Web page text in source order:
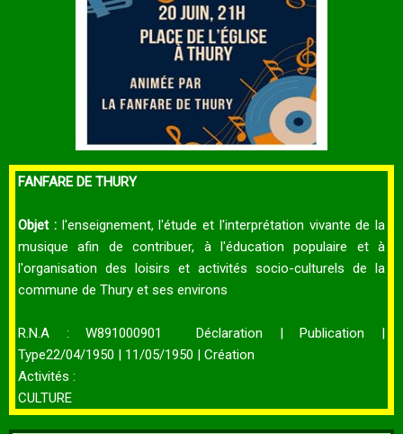
FANFARE DE THURY
Objet :l'enseignement, l'étude et l'interprétation vivante de la
musique afin de contribuer, à l'éducation populaire et à
l'organisation des loisirs et activités socio-culturels de la
commune de Thury et ses environs
R.N.A : W891000901 Déclaration | Publication |
Type22/04/1950 | 11/05/1950 | Création
Activités :
CULTURE